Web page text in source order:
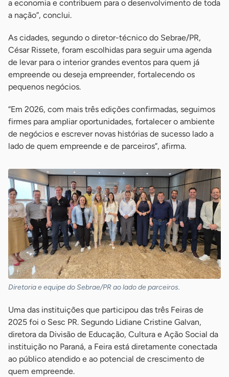
a economia e contribuem para o desenvolvimento de toda
a nação”, conclui.
As cidades, segundo o diretor-técnico do Sebrae/PR,
César Rissete, foram escolhidas para seguir uma agenda
de levar para o interior grandes eventos para quem já
empreende ou deseja empreender, fortalecendo os
pequenos negócios.
“Em 2026, com mais três edições confirmadas, seguimos
firmes para ampliar oportunidades, fortalecer o ambiente
de negócios e escrever novas histórias de sucesso lado a
lado de quem empreende e de parceiros”, afirma.
Diretoria e equipe do Sebrae/PR ao lado de parceiros.
Uma das instituições que participou das três Feiras de
2025 foi o Sesc PR. Segundo Lidiane Cristine Galvan,
diretora da Divisão de Educação, Cultura e Ação Social da
instituição no Paraná, a Feira está diretamente conectada
ao público atendido e ao potencial de crescimento de
quem empreende.